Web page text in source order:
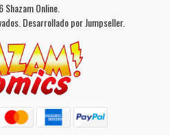
Online.
Desarrollado por Jumpseller.